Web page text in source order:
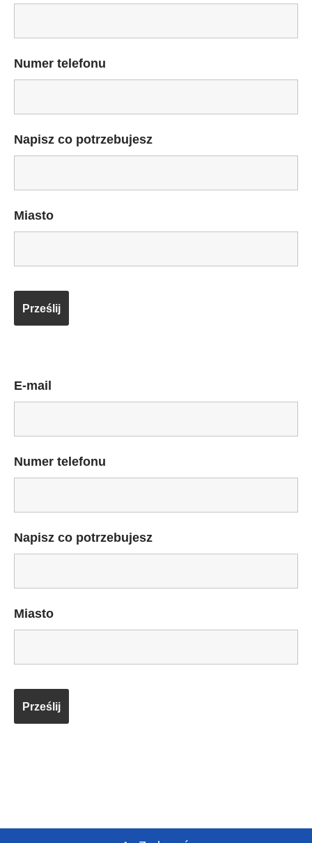
Numer telefonu
Napisz co potrzebujesz
Miasto
E-mail
Numer telefonu
Napisz co potrzebujesz
Miasto